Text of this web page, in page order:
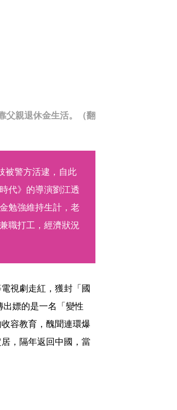
父親退休金生活。（翻
被警方活逮，自此
代》的導演劉江透
勉強維持生計，老
職打工，經濟狀況
視劇走紅，獲封「國
嫖的是一名「變性
容教育，醜聞連環爆
，隔年返回中國，當